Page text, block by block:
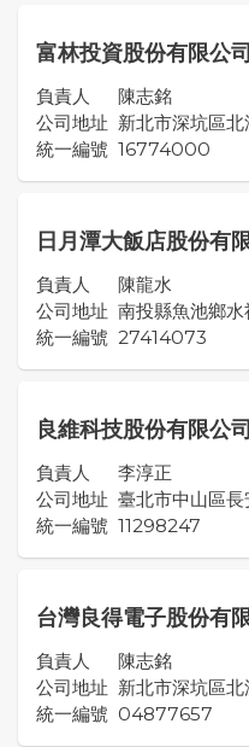
富林投資股份有限公司
負責人
陳志銘
公司地址 新北市深坑區
統一編號 16774000
日月潭大飯店股份有
負責人
陳龍水
公司地址 南投縣魚池鄉
統一編號 27414073
良維科技股份有限公司
負責人
李淳正
公司地址 臺北市中山區
統一編號 11298247
台灣良得電子股份有
負責人
陳志銘
公司地址 新北市深坑區
統一編號 04877657